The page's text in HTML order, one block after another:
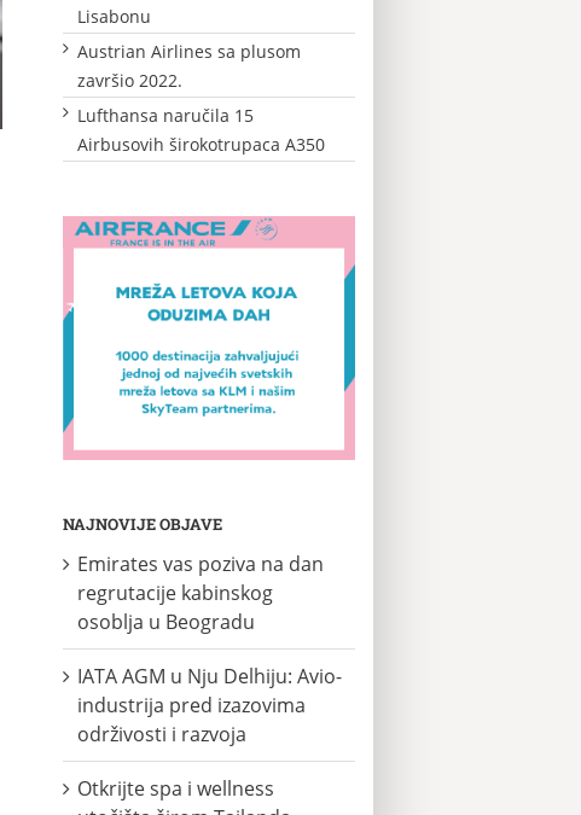
Lisabonu
Austrian Airlines sa plusom
završio 2022.
Lufthansa naručila 15
Airbusovih širokotrupaca A350
NAJNOVIJE OBJAVE
Emirates vas poziva na dan
regrutacije kabinskog
osoblja u Beogradu
IATA AGM u Nju Delhiju: Avio-
industrija pred izazovima
održivosti i razvoja
Otkrijte spa i wellness